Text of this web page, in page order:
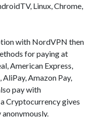
Linux, Chrome,
with NordVPN then
for paying at
American Express,
Amazon Pay,
pay with
Cryptocurrency gives